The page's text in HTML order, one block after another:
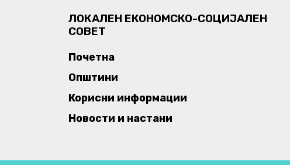
ЛОКАЛЕН ЕКОНОМСКО-СОЦИЈАЛЕН
СОВЕТ
Почетна
Општини
Корисни информации
Новости и настани